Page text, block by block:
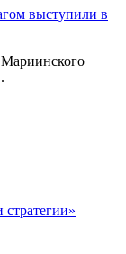
выступили в